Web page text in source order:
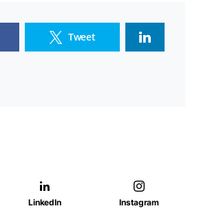
Tweet
LinkedIn Instagram